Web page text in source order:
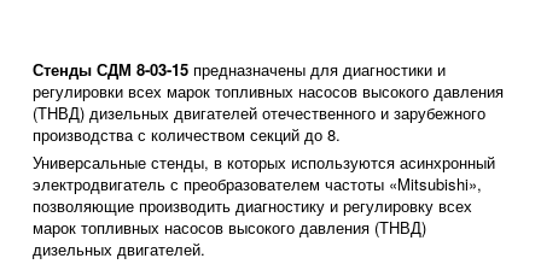
Стенды СДМ 8-03-15 предназначены для диагностики и
регулировки всех марок топливных насосов высокого давления
(ТНВД) дизельных двигателей отечественного и зарубежного
производства с количеством секций до 8.
Универсальные стенды, в которых используются асинхронный
электродвигатель с преобразователем частоты «Mitsubishi»,
позволяющие производить диагностику и регулировку всех
марок топливных насосов высокого давления (ТНВД)
дизельных двигателей.